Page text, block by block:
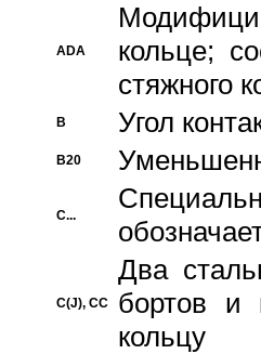
ADA
кольце;
стяжного
B Угол
B20
C...
C(J), CC
Два
бортов и
кольцу